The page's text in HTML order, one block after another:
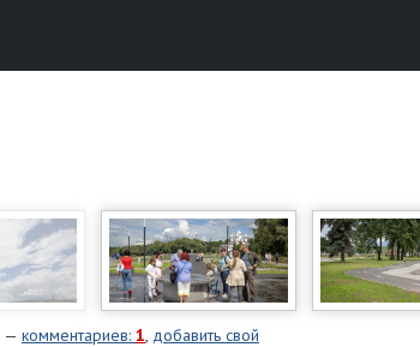
— комментариев: 1, добавить свой